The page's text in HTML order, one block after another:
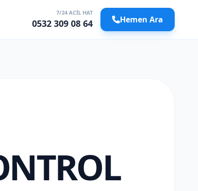
7/24 ACIL HAT
0532 309 08 64 Hemen Ara